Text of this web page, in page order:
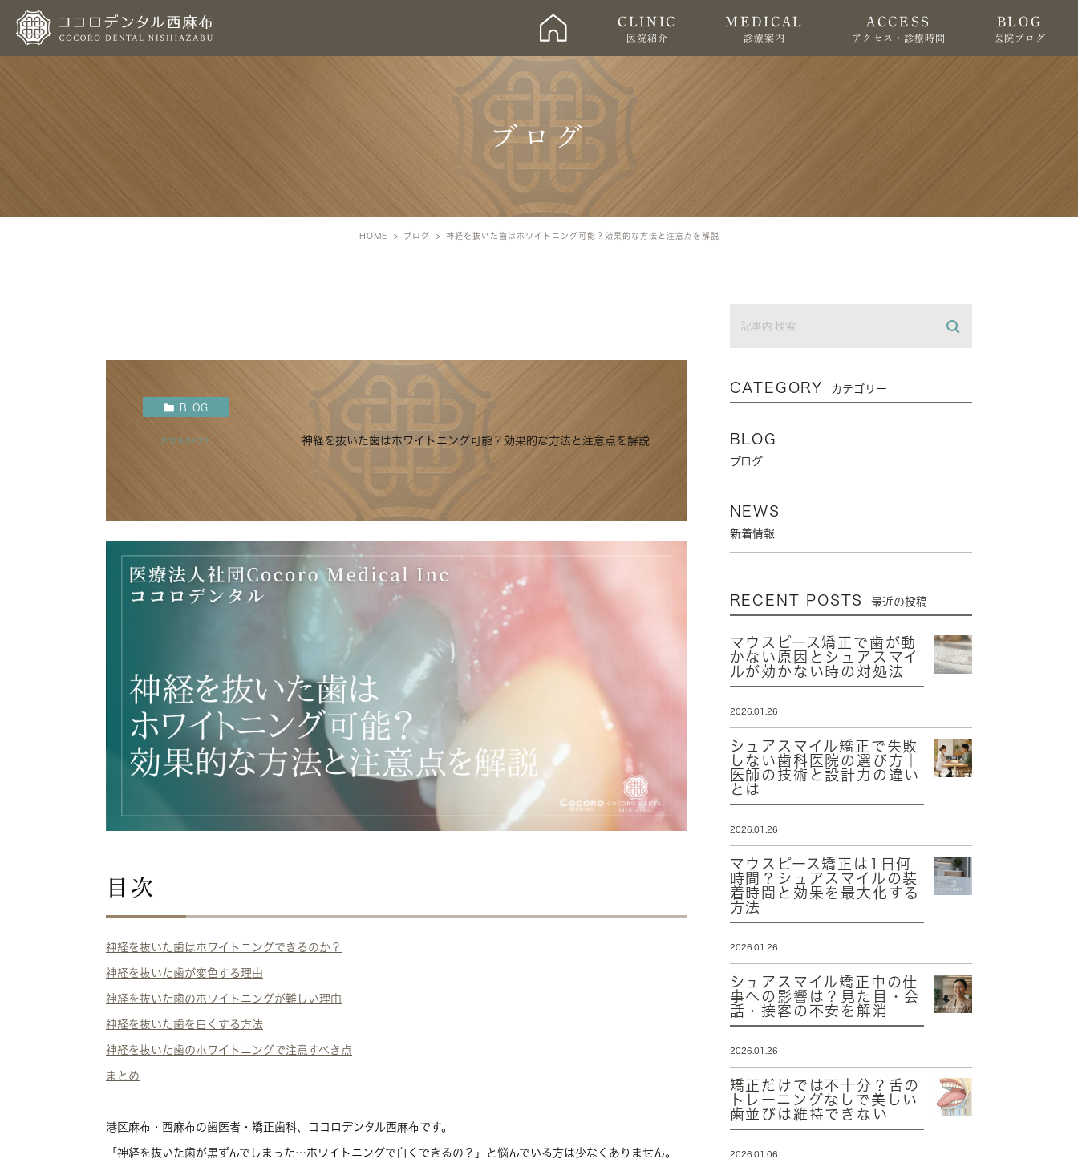
CLINIC
医院紹介
MEDICAL
診療案内
ACCESS
アクセス・診療時間
BLOG
医院ブログ
ブログ
HOME ブログ 神経を抜いた歯はホワイトニング可能？効果的な方法と注意点を解説
BLOG
2025.02.22 神経を抜いた歯はホワイトニング可能？効果的な方法と注意点を解説
目次
神経を抜いた歯はホワイトニングできるのか？
神経を抜いた歯が変色する理由
神経を抜いた歯のホワイトニングが難しい理由
神経を抜いた歯を白くする方法
神経を抜いた歯のホワイトニングで注意すべき点
まとめ
港区麻布・西麻布の歯医者・矯正歯科、ココロデンタル西麻布です。
「神経を抜いた歯が黒ずんでしまった…ホワイトニングで白くできるの？」と悩んでいる方は少なくありません。
CATEGORY カテゴリー
BLOG
ブログ
NEWS
新着情報
RECENT POSTS 最近の投稿
マウスピース矯正で歯が動
かない原因とシュアスマイ
ルが効かない時の対処法
2026.01.26
シュアスマイル矯正で失敗
しない歯科医院の選び方｜
医師の技術と設計力の違い
とは
2026.01.26
マウスピース矯正は1日何
時間？シュアスマイルの装
着時間と効果を最大化する
方法
2026.01.26
シュアスマイル矯正中の仕
事への影響は？見た目・会
話・接客の不安を解消
2026.01.26
矯正だけでは不十分？舌の
トレーニングなしで美しい
歯並びは維持できない
2026.01.06